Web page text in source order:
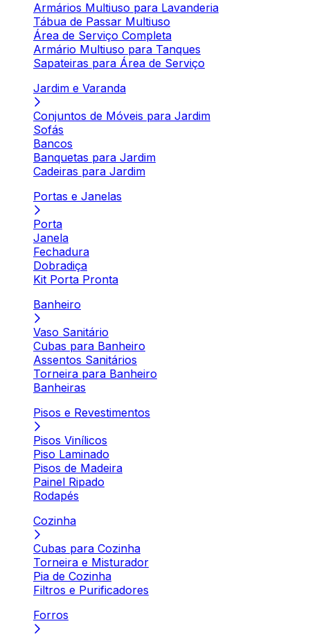
Armários Multiuso para Lavanderia
Tábua de Passar Multiuso
Área de Serviço Completa
Armário Multiuso para Tanques
Sapateiras para Área de Serviço
Jardim e Varanda
Conjuntos de Móveis para Jardim
Sofás
Bancos
Banquetas para Jardim
Cadeiras para Jardim
Portas e Janelas
Porta
Janela
Fechadura
Dobradiça
Kit Porta Pronta
Banheiro
Vaso Sanitário
Cubas para Banheiro
Assentos Sanitários
Torneira para Banheiro
Banheiras
Pisos e Revestimentos
Pisos Vinílicos
Piso Laminado
Pisos de Madeira
Painel Ripado
Rodapés
Cozinha
Cubas para Cozinha
Torneira e Misturador
Pia de Cozinha
Filtros e Purificadores
Forros